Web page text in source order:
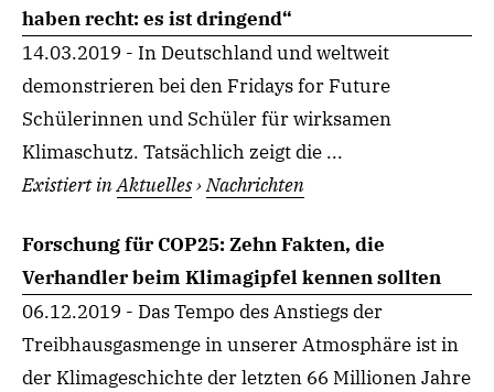
haben recht: es ist dringend“
14.03.2019 - In Deutschland und weltweit
demonstrieren bei den Fridays for Future
Schülerinnen und Schüler für wirksamen
Klimaschutz. Tatsächlich zeigt die ...
Existiert inAktuelles›Nachrichten
Forschung für COP25: Zehn Fakten, die
Verhandler beim Klimagipfel kennen sollten
06.12.2019 - Das Tempo des Anstiegs der
Treibhausgasmenge in unserer Atmosphäre ist in
der Klimageschichte der letzten 66 Millionen Jahre